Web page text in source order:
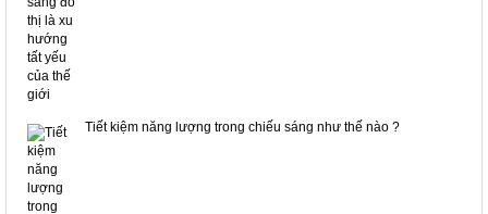
Tiết kiệm năng lượng trong chiếu sáng như thế nào ?